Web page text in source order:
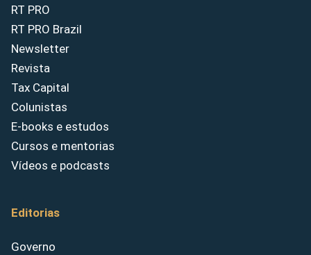
RT PRO
RT PRO Brazil
Newsletter
Revista
Tax Capital
Colunistas
E-books e estudos
Cursos e mentorias
Vídeos e podcasts
Editorias
Governo